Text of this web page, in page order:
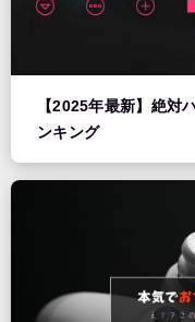
【2025年最新】絶対
ンキング